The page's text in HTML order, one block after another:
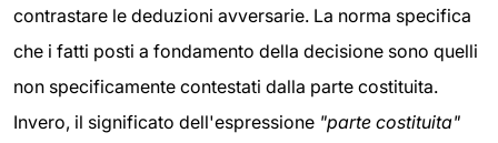
contrastare le deduzioni avversarie. La norma specifica
che i fatti posti a fondamento della decisione sono quelli
non specificamente contestati dalla parte costituita.
Invero, il significato dell'espressione "parte costituita"